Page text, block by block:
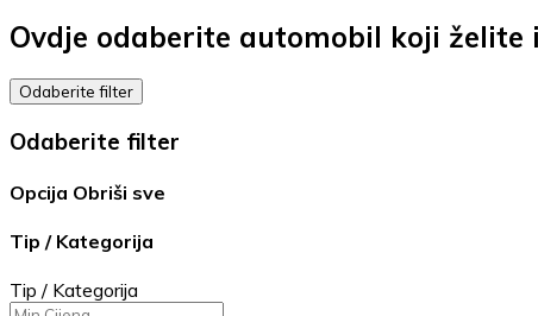
Ovdje odaberite automobil koji želite
Odaberite filter
Odaberite filter
Opcija Obriši sve
Tip / Kategorija
Tip / Kategorija